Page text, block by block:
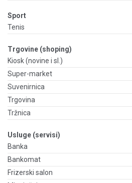
Sport
Tenis
Trgovine (shoping)
Kiosk (novine i sl.)
Super-market
Suvenirnica
Trgovina
Tržnica
Usluge (servisi)
Banka
Bankomat
Frizerski salon